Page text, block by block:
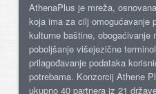
AthenaPlus je mreža,
koja ima za cilj omogućavanje
kulturne baštine, obogaćivanje
poboljšanje višejezične
prilagođavanje podataka
potrebama. Konzorcij Athene
ukupno 40 partnera iz 21